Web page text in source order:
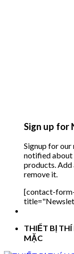
Sign up
Signup for
notified about
products. Add
remove it.
[contact-
THIẾT BỊ
MẶC